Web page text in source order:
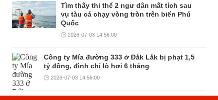
Tìm thấy thi thể 2 ngư dân mất tích sau
vụ tàu cá chạy vòng tròn trên biển Phú
Quốc
2026-07-03 14:56:00
Công ty Mía đường 333 ở Đắk Lắk bị phạt 1,5
tỷ đồng, đình chỉ lò hơi 6 tháng
2026-07-03 14:56:00